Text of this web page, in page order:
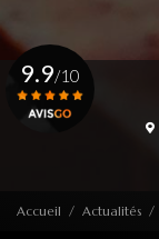
9.9/10
Accueil Actualités